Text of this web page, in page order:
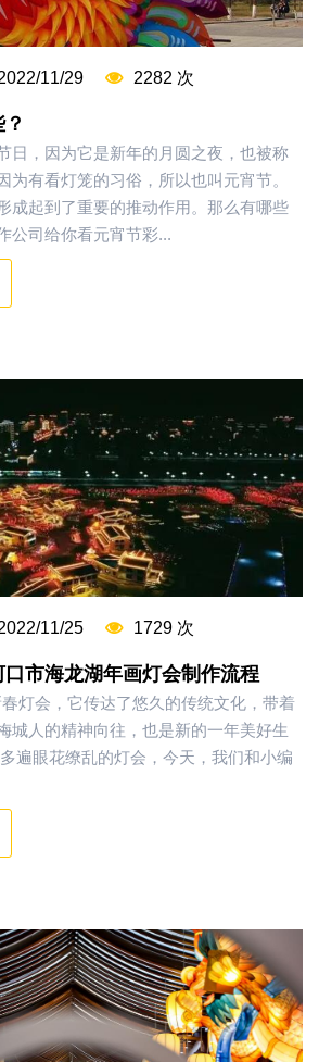
11/29 2282 次
日，因为它是新年的月圆之夜，也被称
为有看灯笼的习俗，所以也叫元宵节。
成起到了重要的推动作用。那么有哪些
公司给你看元宵节彩...
11/25 1729 次
市海龙湖年画灯会制作流程
灯会，它传达了悠久的传统文化，带着
城人的精神向往，也是新的一年美好生
遍眼花缭乱的灯会，今天，我们和小编